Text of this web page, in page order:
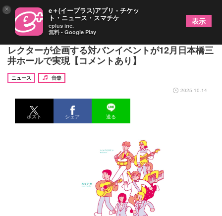
レトロリロン × なきごと × 眞名子新、ラジオディ
レクターが企画する対バンイベントが12月日本橋三
井ホールで実現【コメントあり】
ニュース
音楽
2025.10.14
ポスト シェア 送る
× e＋(イープラス)アプリ - チケッ
ト・ニュース・スマチケ
eplus inc.
無料 - Google Play
表示